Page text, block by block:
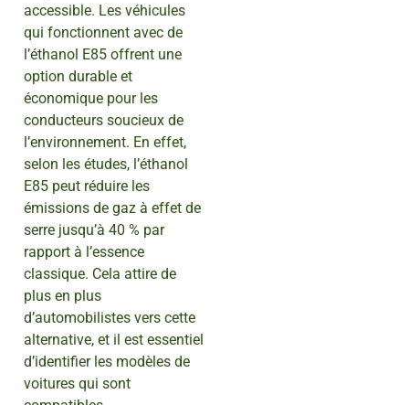
accessible. Les véhicules
qui fonctionnent avec de
l’éthanol E85 offrent une
option durable et
économique pour les
conducteurs soucieux de
l’environnement. En effet,
selon les études, l’éthanol
E85 peut réduire les
émissions de gaz à effet de
serre jusqu’à 40 % par
rapport à l’essence
classique. Cela attire de
plus en plus
d’automobilistes vers cette
alternative, et il est essentiel
d’identifier les modèles de
voitures qui sont